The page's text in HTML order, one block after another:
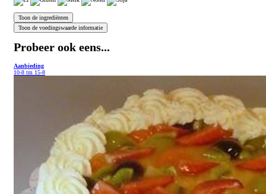
Probeer ook eens...
Aanbieding
10-8 tm 15-8